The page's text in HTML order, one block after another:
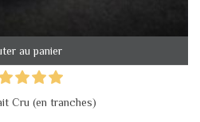
au panier
Cru (en tranches)